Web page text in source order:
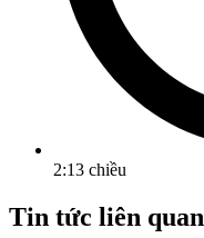
2:13 chiều
Tin tức liên quan